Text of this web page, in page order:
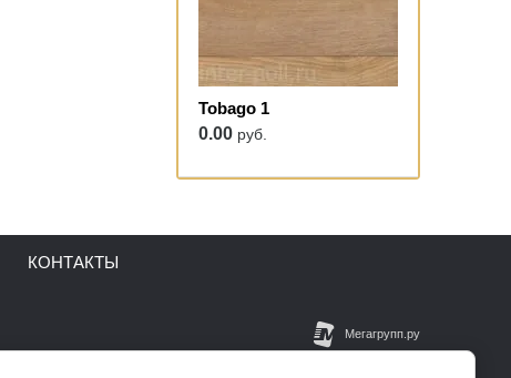
Tobago 1
0.00 руб.
КОНТАКТЫ